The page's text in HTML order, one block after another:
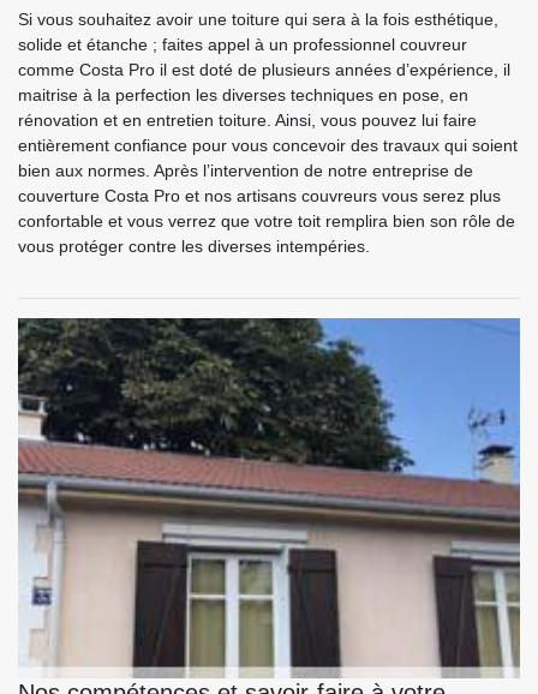
Si vous souhaitez avoir une toiture qui sera à la fois esthétique,
solide et étanche ; faites appel à un professionnel couvreur
comme Costa Pro il est doté de plusieurs années d’expérience, il
maitrise à la perfection les diverses techniques en pose, en
rénovation et en entretien toiture. Ainsi, vous pouvez lui faire
entièrement confiance pour vous concevoir des travaux qui soient
bien aux normes. Après l’intervention de notre entreprise de
couverture Costa Pro et nos artisans couvreurs vous serez plus
confortable et vous verrez que votre toit remplira bien son rôle de
vous protéger contre les diverses intempéries.